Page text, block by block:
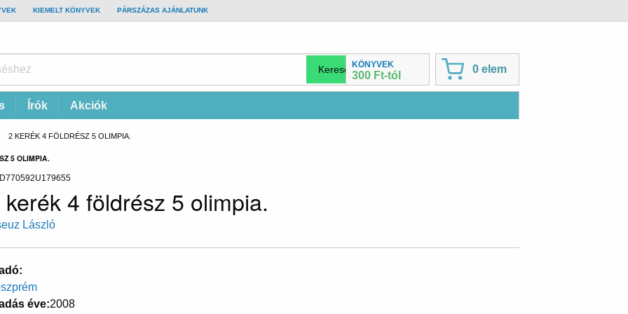
KIEMELT KÖNYVEK PÁRSZÁZAS AJÁNLATUNK
KÖNYVEK
300 Ft-tól
0 elem
Írók Akciók
CURRENT:
2 KERÉK 4 FÖLDRÉSZ 5 OLIMPIA.
5 OLIMPIA.
kerék 4 földrész 5 olimpia.
László
éve 2008